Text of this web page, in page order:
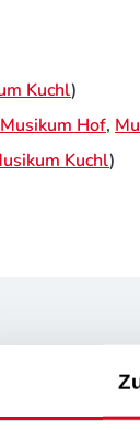
Kuchl)
Musikum Hof,
Kuchl)